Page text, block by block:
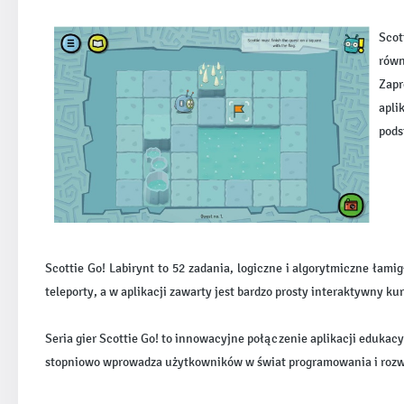
Scottie Go! Labirynt to 52 zadania, logiczne i algorytmiczne
teleporty, a w aplikacji zawarty jest bardzo prosty interaktywny
Seria gier Scottie Go! to innowacyjne połączenie aplikacji
stopniowo wprowadza użytkowników w świat programowania i